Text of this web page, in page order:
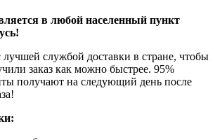
в любой населенный пункт
службой доставки в стране, чтобы
заказ как можно быстрее. 95%
получают на следующий день после